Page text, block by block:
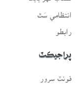
انتظامي سَٿ
رابطو
پراجيڪٽ